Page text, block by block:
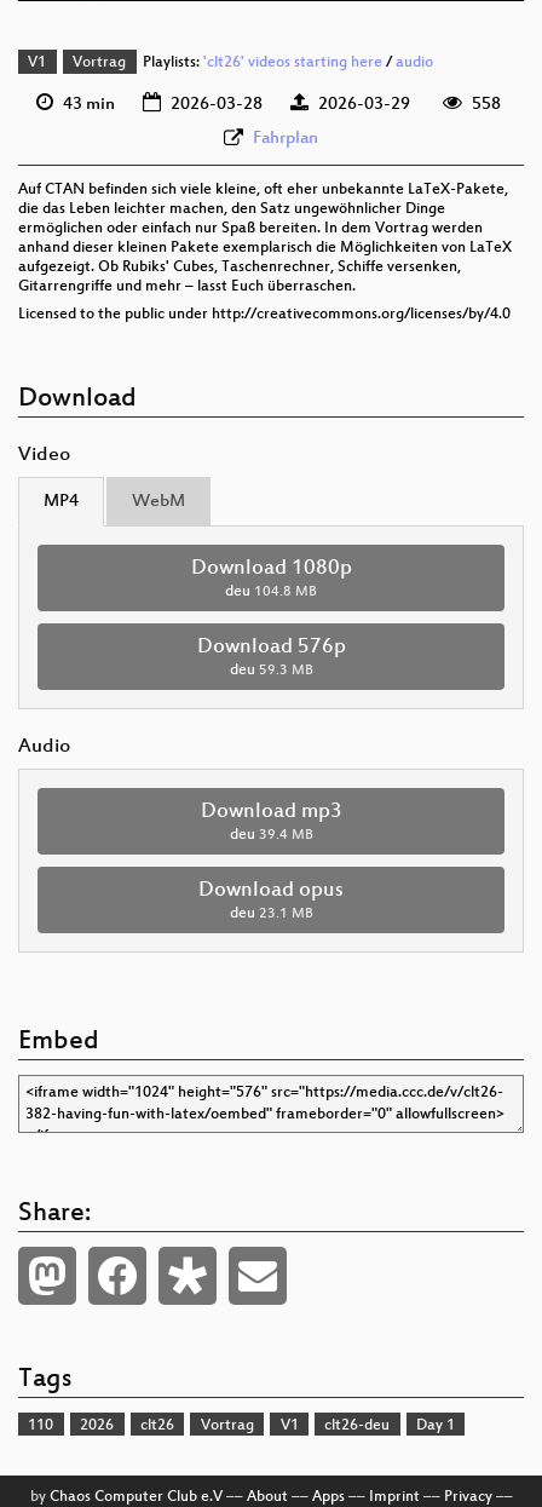
V1 Vortrag Playlists: 'clt26' videos starting here/ audio
43 min 2026-03-28 2026-03-29
558
Fahrplan
Auf CTAN befinden sich viele kleine, oft eher unbekannte LaTeX-Pakete,
die das Leben leichter machen, den Satz ungewöhnlicher Dinge
ermöglichen oder einfach nur Spaß bereiten. In dem Vortrag werden
anhand dieser kleinen Pakete exemplarisch die Möglichkeiten von LaTeX
aufgezeigt. Ob Rubiks' Cubes, Taschenrechner, Schiffe versenken,
Gitarrengriffe und mehr – lasst Euch überraschen.
Licensed to the public under http://creativecommons.org/licenses/by/4.0
Download
Video
MP4 WebM
Download 1080p
deu 104.8 MB
Download 576p
deu 59.3 MB
Audio
Download mp3
deu 39.4 MB
Download opus
deu 23.1 MB
Embed
Share:
Tags
110 2026 clt26 Vortrag V1 clt26-deu Day 1
by Chaos Computer Club e.V–– About–– Apps–– Imprint–– Privacy––